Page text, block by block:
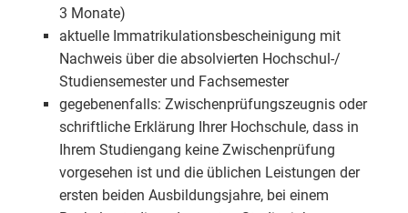
3 Monate)
aktuelle Immatrikulationsbescheinigung mit
Nachweis über die absolvierten Hochschul-/
Studiensemester und Fachsemester
gegebenenfalls: Zwischenprüfungszeugnis oder
schriftliche Erklärung Ihrer Hochschule, dass in
Ihrem Studiengang keine Zwischenprüfung
vorgesehen ist und die üblichen Leistungen der
ersten beiden Ausbildungsjahre, bei einem